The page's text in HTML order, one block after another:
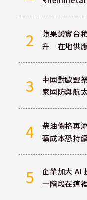
2
蘋果證實台
升 在地供
3
中國對歐盟
家國防與航
4
柴油價格再
礦成本恐持
5
企業加大 AI
一階段在這